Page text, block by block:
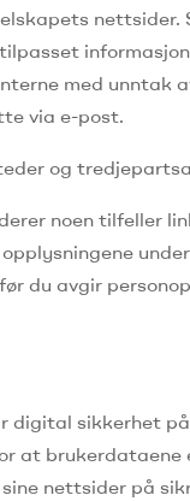
nettsider.
med
via e-post.
og
noen tilfeller
du avgir
digital sikkerhet på
at brukerdataene
nettsider på